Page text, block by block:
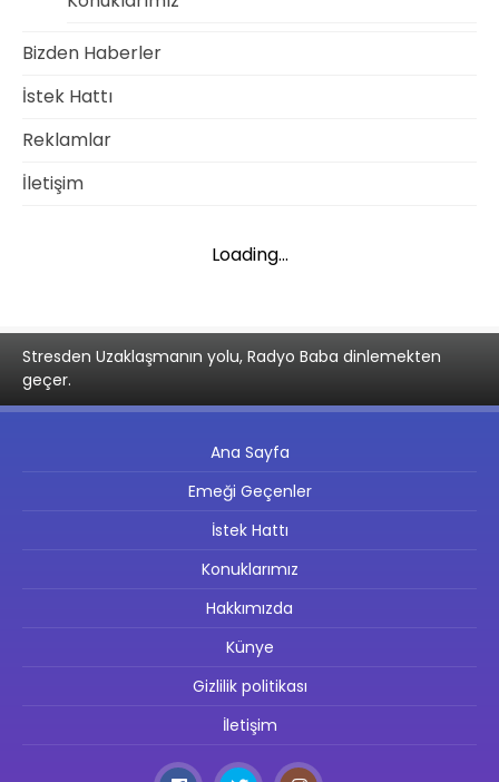
Bizden Haberler
İstek Hattı
Reklamlar
İletişim
Loading...
Stresden Uzaklaşmanın yolu, Radyo Baba dinlemekten
geçer.
Ana Sayfa
Emeği Geçenler
İstek Hattı
Konuklarımız
Hakkımızda
Künye
Gizlilik politikası
İletişim